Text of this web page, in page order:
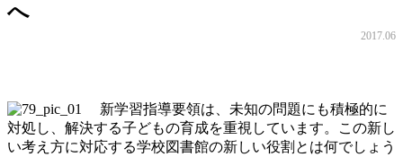
へ
2017.06
新学習指導要領は、未知の問題にも積極的に
対処し、解決する子どもの育成を重視しています。この新し
い考え方に対応する学校図書館の新しい役割とは何でしょう